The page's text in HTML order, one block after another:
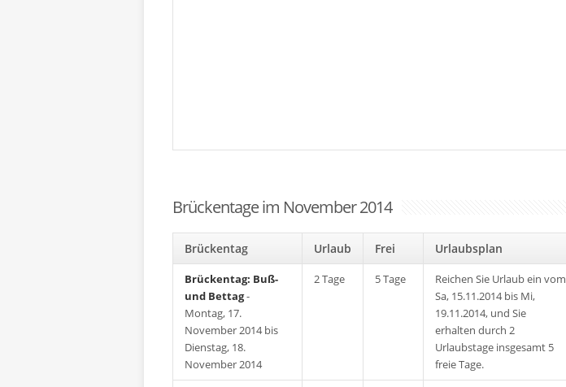
Brückentage im November 2014
Brückentag Urlaub Frei Urlaubsplan
Brückentag: Buß-
und Bettag-
Montag, 17.
November 2014 bis
Dienstag, 18.
November 2014
2 Tage 5 Tage
Reichen Sie Urlaub ein vom
Sa, 15.11.2014 bis Mi,
19.11.2014, und Sie
erhalten durch 2
Urlaubstage insgesamt 5
freie Tage.